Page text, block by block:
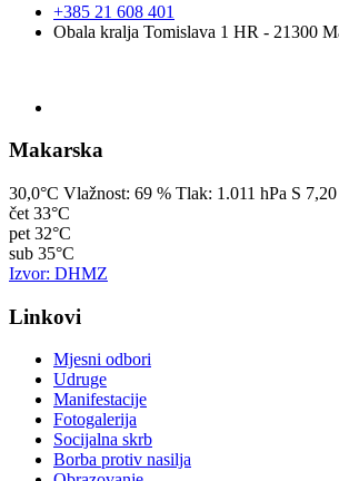
+385 21 608 401
Obala kralja Tomislava 1 HR - 21300
Makarska
30,0°C Vlažnost: 69 % Tlak: 1.011 hPa S
čet 33°C
pet 32°C
sub 35°C
Izvor: DHMZ
Linkovi
Mjesni odbori
Udruge
Manifestacije
Fotogalerija
Socijalna skrb
Borba protiv nasilja